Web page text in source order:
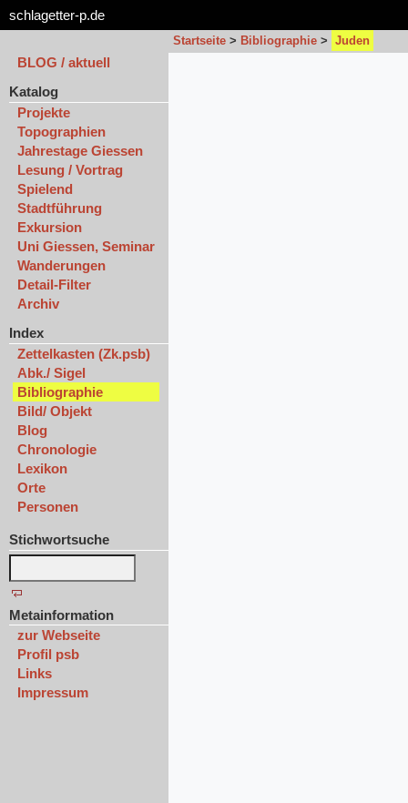
schlagetter-p.de
Startseite > Bibliographie > Juden
BLOG / aktuell
Katalog
Projekte
Topographien
Jahrestage Giessen
Lesung / Vortrag
Spielend
Stadtführung
Exkursion
Uni Giessen, Seminar
Wanderungen
Detail-Filter
Archiv
Index
Zettelkasten (Zk.psb)
Abk./ Sigel
Bibliographie
Bild/ Objekt
Blog
Chronologie
Lexikon
Orte
Personen
Stichwortsuche
Metainformation
zur Webseite
Profil psb
Links
Impressum